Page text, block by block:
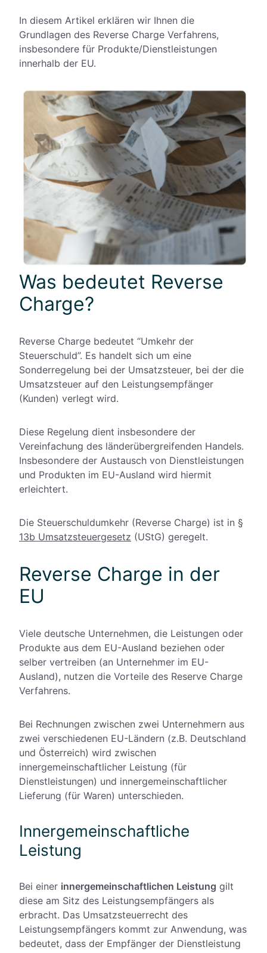
In diesem Artikel erklären wir Ihnen die
Grundlagen des Reverse Charge Verfahrens,
insbesondere für Produkte/Dienstleistungen
innerhalb der EU.
Was bedeutet Reverse
Charge?
Reverse Charge bedeutet “Umkehr der
Steuerschuld”. Es handelt sich um eine
Sonderregelung bei der Umsatzsteuer, bei der die
Umsatzsteuer auf den Leistungsempfänger
(Kunden) verlegt wird.
Diese Regelung dient insbesondere der
Vereinfachung des länderübergreifenden Handels.
Insbesondere der Austausch von Dienstleistungen
und Produkten im EU-Ausland wird hiermit
erleichtert.
Die Steuerschuldumkehr (Reverse Charge) ist in §
13b Umsatzsteuergesetz (UStG) geregelt.
Reverse Charge in der
EU
Viele deutsche Unternehmen, die Leistungen oder
Produkte aus dem EU-Ausland beziehen oder
selber vertreiben (an Unternehmer im EU-
Ausland), nutzen die Vorteile des Reserve Charge
Verfahrens.
Bei Rechnungen zwischen zwei Unternehmern aus
zwei verschiedenen EU-Ländern (z.B. Deutschland
und Österreich) wird zwischen
innergemeinschaftlicher Leistung (für
Dienstleistungen) und innergemeinschaftlicher
Lieferung (für Waren) unterschieden.
Innergemeinschaftliche
Leistung
Bei einer innergemeinschaftlichen Leistung gilt
diese am Sitz des Leistungsempfängers als
erbracht. Das Umsatzsteuerrecht des
Leistungsempfängers kommt zur Anwendung, was
bedeutet, dass der Empfänger der Dienstleistung